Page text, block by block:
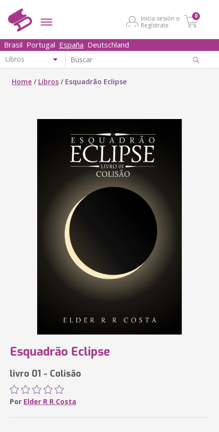
Inicia sesión o
Regístrate
0
Brasil Portugal España Deutschland
Home / Libros / Esquadrão Eclipse
Esquadrão Eclipse
livro 01 - Colisão
Por Elder R R Costa